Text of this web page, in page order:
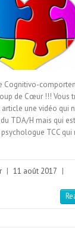
Cognitivo-
de Cœur !!! Vous
article une vidéo qui
TDA/H mais qui
TCC qui
11 août 2017